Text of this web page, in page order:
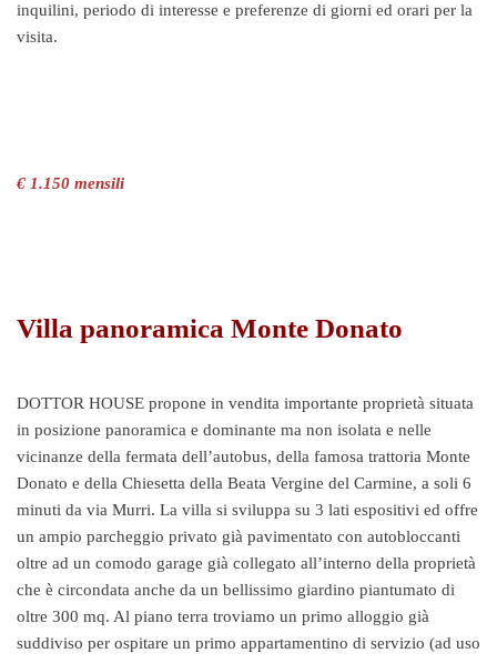
inquilini, periodo di interesse e preferenze di giorni ed orari per la
visita.
€ 1.150 mensili
Villa panoramica Monte Donato
DOTTOR HOUSE propone in vendita importante proprietà situata
in posizione panoramica e dominante ma non isolata e nelle
vicinanze della fermata dell’autobus, della famosa trattoria Monte
Donato e della Chiesetta della Beata Vergine del Carmine, a soli 6
minuti da via Murri. La villa si sviluppa su 3 lati espositivi ed offre
un ampio parcheggio privato già pavimentato con autobloccanti
oltre ad un comodo garage già collegato all’interno della proprietà
che è circondata anche da un bellissimo giardino piantumato di
oltre 300 mq. Al piano terra troviamo un primo alloggio già
suddiviso per ospitare un primo appartamentino di servizio (ad uso